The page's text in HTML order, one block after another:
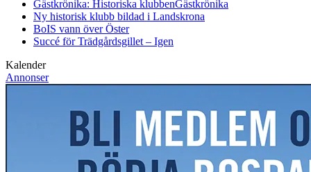
Gästkrönika: Historiska klubbenGästkrönika
Ny historisk klubb bildad i Landskrona
BoIS vann över Öster
Succé för Trädgårdsgillet – Igen
Kalender
Annonser